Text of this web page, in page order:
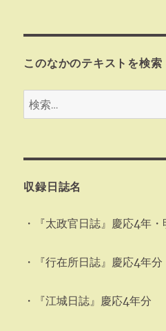
このなかのテキストを検索
検
索:
収録日誌名
・『太政官日誌』慶応4年
・『行在所日誌』慶応4年分
・『江城日誌』慶応4年分